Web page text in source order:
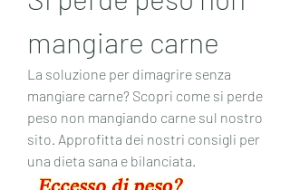
mangiare carne
La soluzione per dimagrire senza
mangiare carne? Scopri come si perde
peso non mangiando carne sul nostro
sito. Approfitta dei nostri consigli per
una dieta sana e bilanciata.